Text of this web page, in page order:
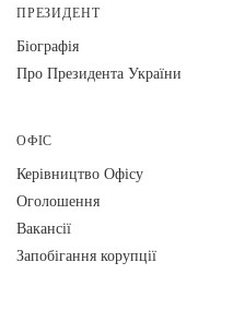
ПРЕЗИДЕНТ
Біографія
Про Президента України
ОФІС
Керівництво Офісу
Оголошення
Вакансії
Запобігання корупції